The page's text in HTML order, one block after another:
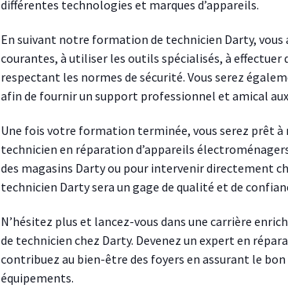
différentes technologies et marques d’appareils.
En suivant notre formation de technicien Darty,
courantes, à utiliser les outils spécialisés, à effectuer
respectant les normes de sécurité. Vous serez
afin de fournir un support professionnel et amical
Une fois votre formation terminée, vous serez prêt à
technicien en réparation d’appareils
des magasins Darty ou pour intervenir directement
technicien Darty sera un gage de qualité et de
N’hésitez plus et lancez-vous dans une carrière
de technicien chez Darty. Devenez un expert en
contribuez au bien-être des foyers en assurant le
équipements.